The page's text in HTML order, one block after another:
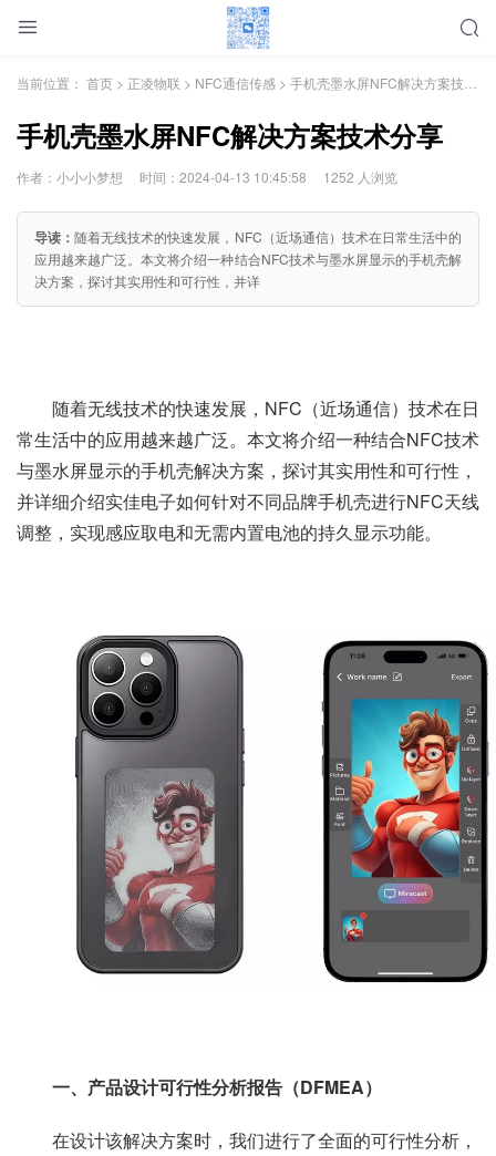
当前位置： 首页 > 正凌物联 > NFC通信传感 > 手机壳墨水屏NFC解决方案技术分享
手机壳墨水屏NFC解决方案技术分享
作者：小小小梦想 时间：2024-04-13 10:45:58 1252 人浏览
导读：随着无线技术的快速发展，NFC（近场通信）技术在日常生活中的
应用越来越广泛。本文将介绍一种结合NFC技术与墨水屏显示的手机壳解
决方案，探讨其实用性和可行性，并详
随着无线技术的快速发展，NFC（近场通信）技术在日
常生活中的应用越来越广泛。本文将介绍一种结合NFC技术
与墨水屏显示的手机壳解决方案，探讨其实用性和可行性，
并详细介绍实佳电子如何针对不同品牌手机壳进行NFC天线
调整，实现感应取电和无需内置电池的持久显示功能。
一、产品设计可行性分析报告（DFMEA）
在设计该解决方案时，我们进行了全面的可行性分析，